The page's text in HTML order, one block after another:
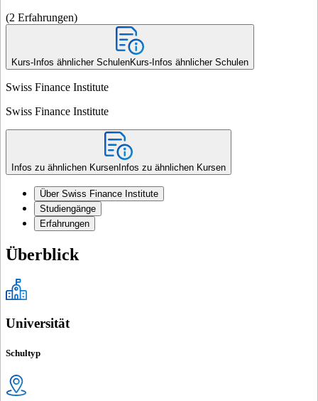
(2 Erfahrungen)
Kurs-Infos ähnlicher SchulenKurs-Infos ähnlicher Schulen
Swiss Finance Institute
Swiss Finance Institute
Infos zu ähnlichen Kursen Infos zu ähnlichen Kursen
Über Swiss Finance Institute
Studiengänge
Erfahrungen
Überblick
Universität
Schultyp